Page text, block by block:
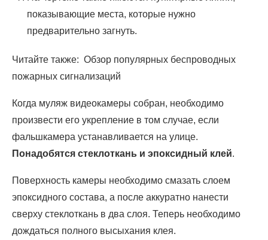
показывающие места, которые нужно
предварительно загнуть.
Читайте также: Обзор популярных беспроводных
пожарных сигнализаций
Когда муляж видеокамеры собран, необходимо
произвести его укрепление в том случае, если
фальшкамера устанавливается на улице.
Понадобятся стеклоткань и эпоксидный клей.
Поверхность камеры необходимо смазать слоем
эпоксидного состава, а после аккуратно нанести
сверху стеклоткань в два слоя. Теперь необходимо
дождаться полного высыхания клея.